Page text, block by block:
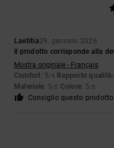
Laetitia29. gennaio 2026
Il prodotto corrisponde alla
Mostra originale - Français
Comfort: 5/5 Rapporto
Materiale: 5/5 Colore: 5/5
Consiglio questo prodotto